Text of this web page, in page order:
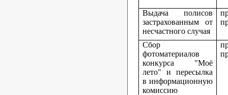
Выдача полисов
застрахованным от
несчастного случая
Сбор
фотоматериалов
конкурса "Моё
лето" и пересылка
в информационную
комиссию